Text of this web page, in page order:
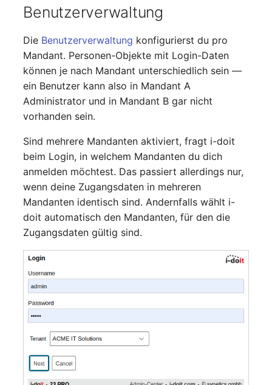
Benutzerverwaltung
Die Benutzerverwaltung konfigurierst du pro
Mandant. Personen-Objekte mit Login-Daten
können je nach Mandant unterschiedlich sein —
ein Benutzer kann also in Mandant A
Administrator und in Mandant B gar nicht
vorhanden sein.
Sind mehrere Mandanten aktiviert, fragt i-doit
beim Login, in welchem Mandanten du dich
anmelden möchtest. Das passiert allerdings nur,
wenn deine Zugangsdaten in mehreren
Mandanten identisch sind. Andernfalls wählt i-
doit automatisch den Mandanten, für den die
Zugangsdaten gültig sind.